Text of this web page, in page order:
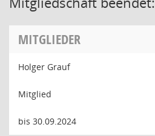
MITGLIEDER
Holger Grauf
Mitglied
bis 30.09.2024